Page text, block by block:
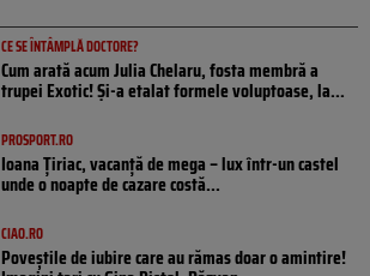
CE SE ÎNTÂMPLĂ DOCTORE?
Cum arată acum Julia Chelaru, fosta membră a
trupei Exotic! Și-a etalat formele voluptoase, la...
PROSPORT.RO
Ioana Țiriac, vacanță de mega – lux într-un castel
unde o noapte de cazare costă...
CIAO.RO
Poveştile de iubire care au rămas doar o amintire!